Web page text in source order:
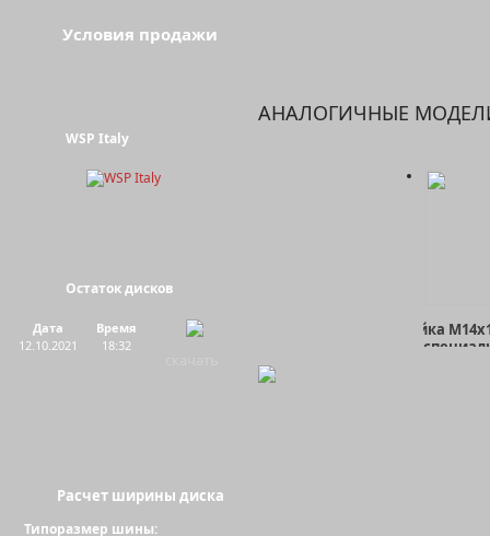
АНАЛОГИЧНЫЕ
Гайка
Условия продажи
WSP Italy
Остаток дисков
Дата
12.10.2021
Время
18:32
Расчет ширины диска
Типоразмер шины: